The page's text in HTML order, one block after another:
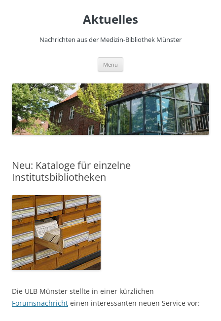
Aktuelles
Nachrichten aus der Medizin-Bibliothek Münster
Menü
Neu: Kataloge für einzelne
Institutsbibliotheken
Die ULB Münster stellte in einer kürzlichen
Forumsnachricht einen interessanten neuen Service vor: